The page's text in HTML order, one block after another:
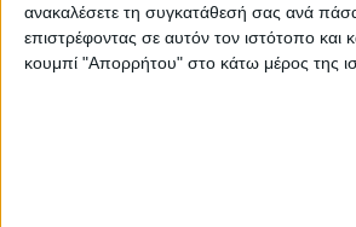
ανακαλέσετε τη συγκατάθεσή σας ανά
επιστρέφοντας σε αυτόν τον ιστότοπο και
κουμπί "Απορρήτου" στο κάτω μέρος της